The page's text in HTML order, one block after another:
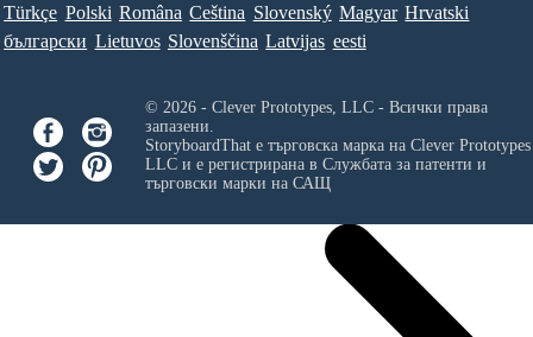
Türkçe Polski Româna Ceština Slovenský Magyar Hrvatski
български Lietuvos Slovenščina Latvijas eesti
© 2026 - Clever Prototypes, LLC - Всички права
запазени.
StoryboardThat е търговска марка на Clever
LLCи е регистрирана в Службата за патенти и
търговски марки на САЩ